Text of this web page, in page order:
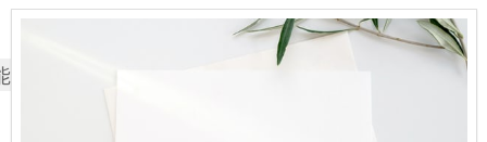
喜欢